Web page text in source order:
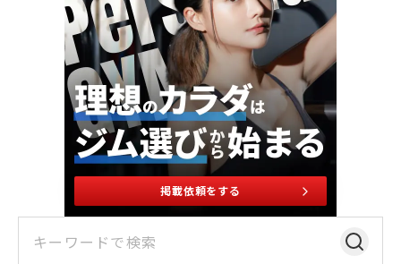
掲載依頼をする